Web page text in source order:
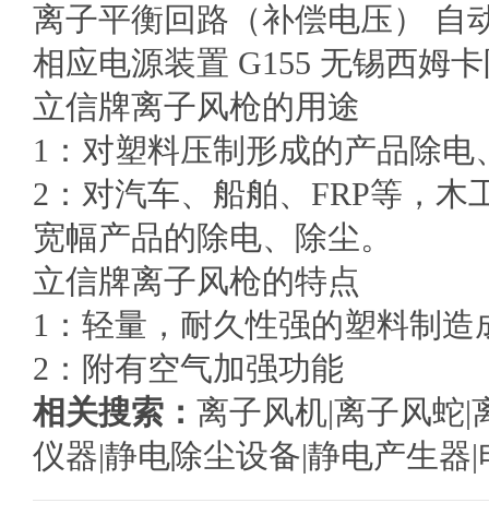
离子平衡回路（补偿电压） 自
相应电源装置 G155 无锡西姆
立信牌离子风枪的用途
1：对塑料压制形成的产品
2：对汽车、船舶、FRP等，
宽幅产品的除电、除尘。
立信牌离子风枪的特点
1：轻量，耐久性强的塑料
2：附有空气加强功能
相关搜索： 离子风机|离子风蛇|
仪器|静电除尘设备|静电产生器|